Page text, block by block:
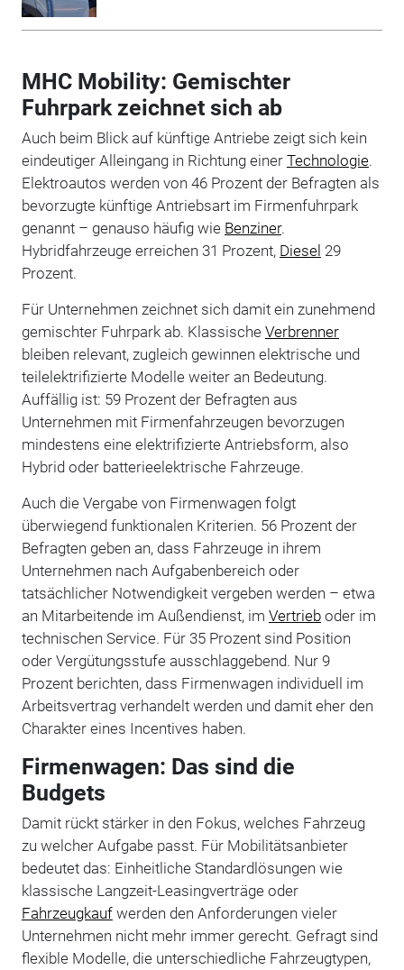
MHC Mobility: Gemischter
Fuhrpark zeichnet sich ab
Auch beim Blick auf künftige Antriebe zeigt sich kein
eindeutiger Alleingang in Richtung einer Technologie.
Elektroautos werden von 46 Prozent der Befragten als
bevorzugte künftige Antriebsart im Firmenfuhrpark
genannt – genauso häufig wie Benziner.
Hybridfahrzeuge erreichen 31 Prozent, Diesel 29
Prozent.
Für Unternehmen zeichnet sich damit ein zunehmend
gemischter Fuhrpark ab. Klassische Verbrenner
bleiben relevant, zugleich gewinnen elektrische und
teilelektrifizierte Modelle weiter an Bedeutung.
Auffällig ist: 59 Prozent der Befragten aus
Unternehmen mit Firmenfahrzeugen bevorzugen
mindestens eine elektrifizierte Antriebsform, also
Hybrid oder batterieelektrische Fahrzeuge.
Auch die Vergabe von Firmenwagen folgt
überwiegend funktionalen Kriterien. 56 Prozent der
Befragten geben an, dass Fahrzeuge in ihrem
Unternehmen nach Aufgabenbereich oder
tatsächlicher Notwendigkeit vergeben werden – etwa
an Mitarbeitende im Außendienst, im Vertrieboder im
technischen Service. Für 35 Prozent sind Position
oder Vergütungsstufe ausschlaggebend. Nur 9
Prozent berichten, dass Firmenwagen individuell im
Arbeitsvertrag verhandelt werden und damit eher den
Charakter eines Incentives haben.
Firmenwagen: Das sind die
Budgets
Damit rückt stärker in den Fokus, welches Fahrzeug
zu welcher Aufgabe passt. Für Mobilitätsanbieter
bedeutet das: Einheitliche Standardlösungen wie
klassische Langzeit-Leasingverträge oder
Fahrzeugkaufwerden den Anforderungen vieler
Unternehmen nicht mehr immer gerecht. Gefragt sind
flexible Modelle, die unterschiedliche Fahrzeugtypen,